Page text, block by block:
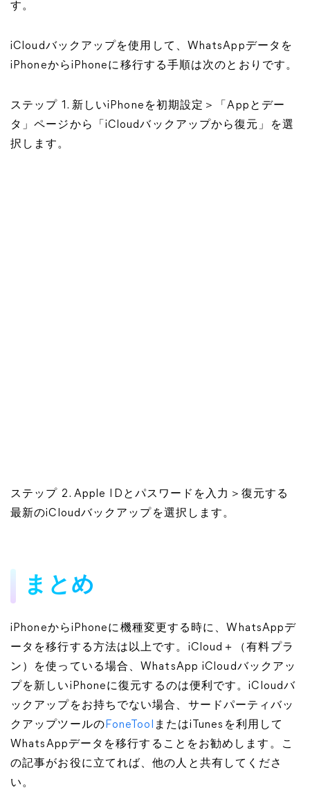
す。
iCloudバックアップを使用して、WhatsAppデータを
iPhoneからiPhoneに移行する手順は次のとおりです。
ステップ 1. 新しいiPhoneを初期設定＞「Appとデー
タ」ページから「iCloudバックアップから復元」を選
択します。
ステップ 2. Apple IDとパスワードを入力＞復元する
最新のiCloudバックアップを選択します。
まとめ
iPhoneからiPhoneに機種変更する時に、WhatsAppデ
ータを移行する方法は以上です。iCloud＋（有料プラ
ン）を使っている場合、WhatsApp iCloudバックアッ
プを新しいiPhoneに復元するのは便利です。iCloudバ
ックアップをお持ちでない場合、サードパーティバッ
クアップツールの FoneTool
またはiTunesを利用して
WhatsAppデータを移行することをお勧めします。こ
の記事がお役に立てれば、他の人と共有してくださ
い。